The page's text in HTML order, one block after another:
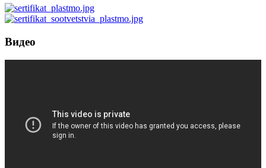
Видео